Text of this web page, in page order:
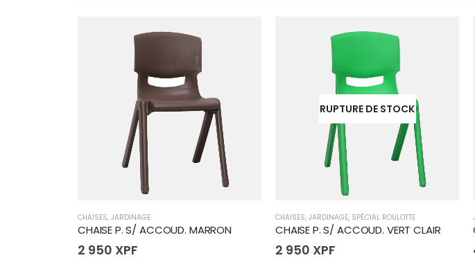
CHAISES, JARDINAGE
CHAISE P. S/ ACCOUD. MARRON
2 950 XPF
RUPTURE DE STOCK
CHAISES, JARDINAGE, SPÉCIAL ROULOTTE
CHAISE P. S/ ACCOUD. VERT CLAIR
2 950 XPF